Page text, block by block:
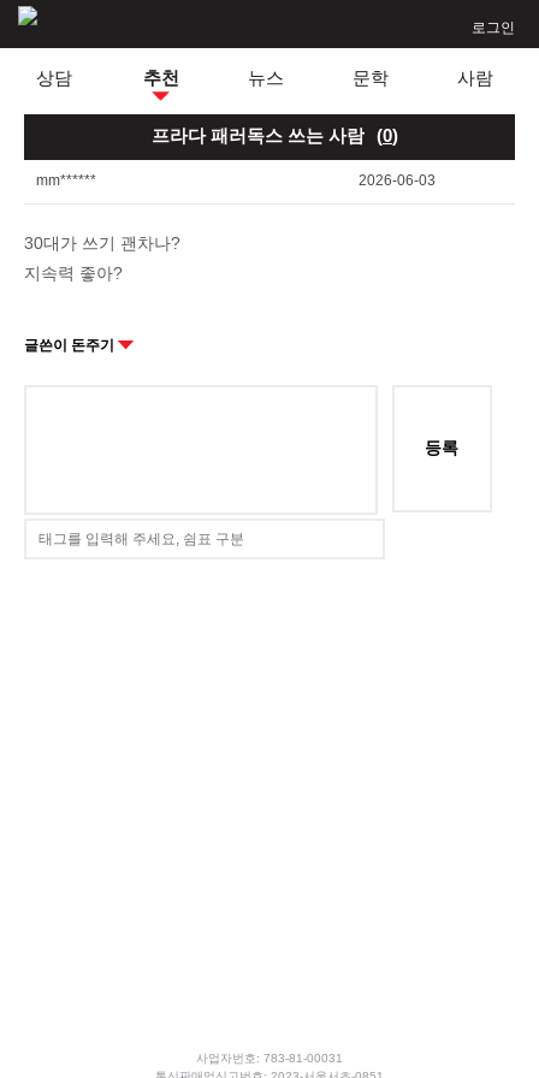
로그인
상담 추천 뉴스 문학 사람
프라다 패러독스 쓰는 사람 (0)
mm****** 2026-06-03
30대가 쓰기 괜차나?
지속력 좋아?
글쓴이 돈주기
등록
사업자번호: 783-81-00031